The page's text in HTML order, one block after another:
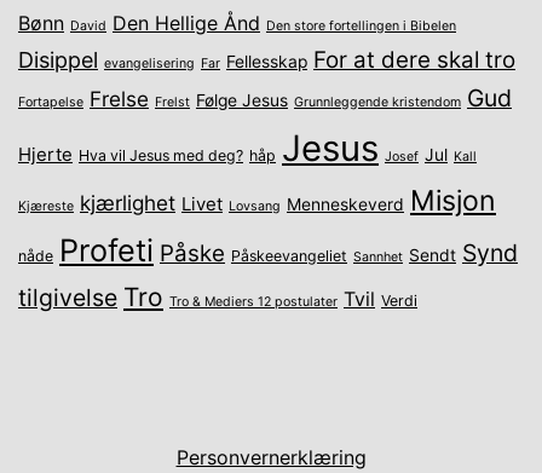
Bønn David Den Hellige Ånd Den store fortellingen i Bibelen
Disippel evangelisering Far Fellesskap For at dere skal tro
Fortapelse Frelse Frelst Følge Jesus Grunnleggende kristendom Gud
Hjerte Hva vil Jesus med deg? håp Jesus Josef Jul Kall
Kjæreste kjærlighet Livet Lovsang Menneskeverd Misjon
nåde Profeti Påske Påskeevangeliet Sannhet Sendt Synd
tilgivelse Tro Tro & Mediers 12 postulater Tvil Verdi
Personvernerklæring